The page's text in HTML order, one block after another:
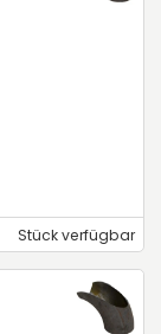
Stück verfügbar